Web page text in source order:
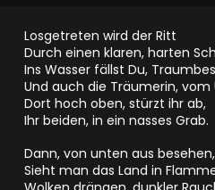
Losgetreten wird der Ritt
Durch einen klaren, harten
Ins Wasser fällst Du,
Und auch die Träumerin, vom
Dort hoch oben, stürzt ihr ab,
Ihr beiden, in ein nasses Grab.
Dann, von unten aus besehen,
Sieht man das Land in